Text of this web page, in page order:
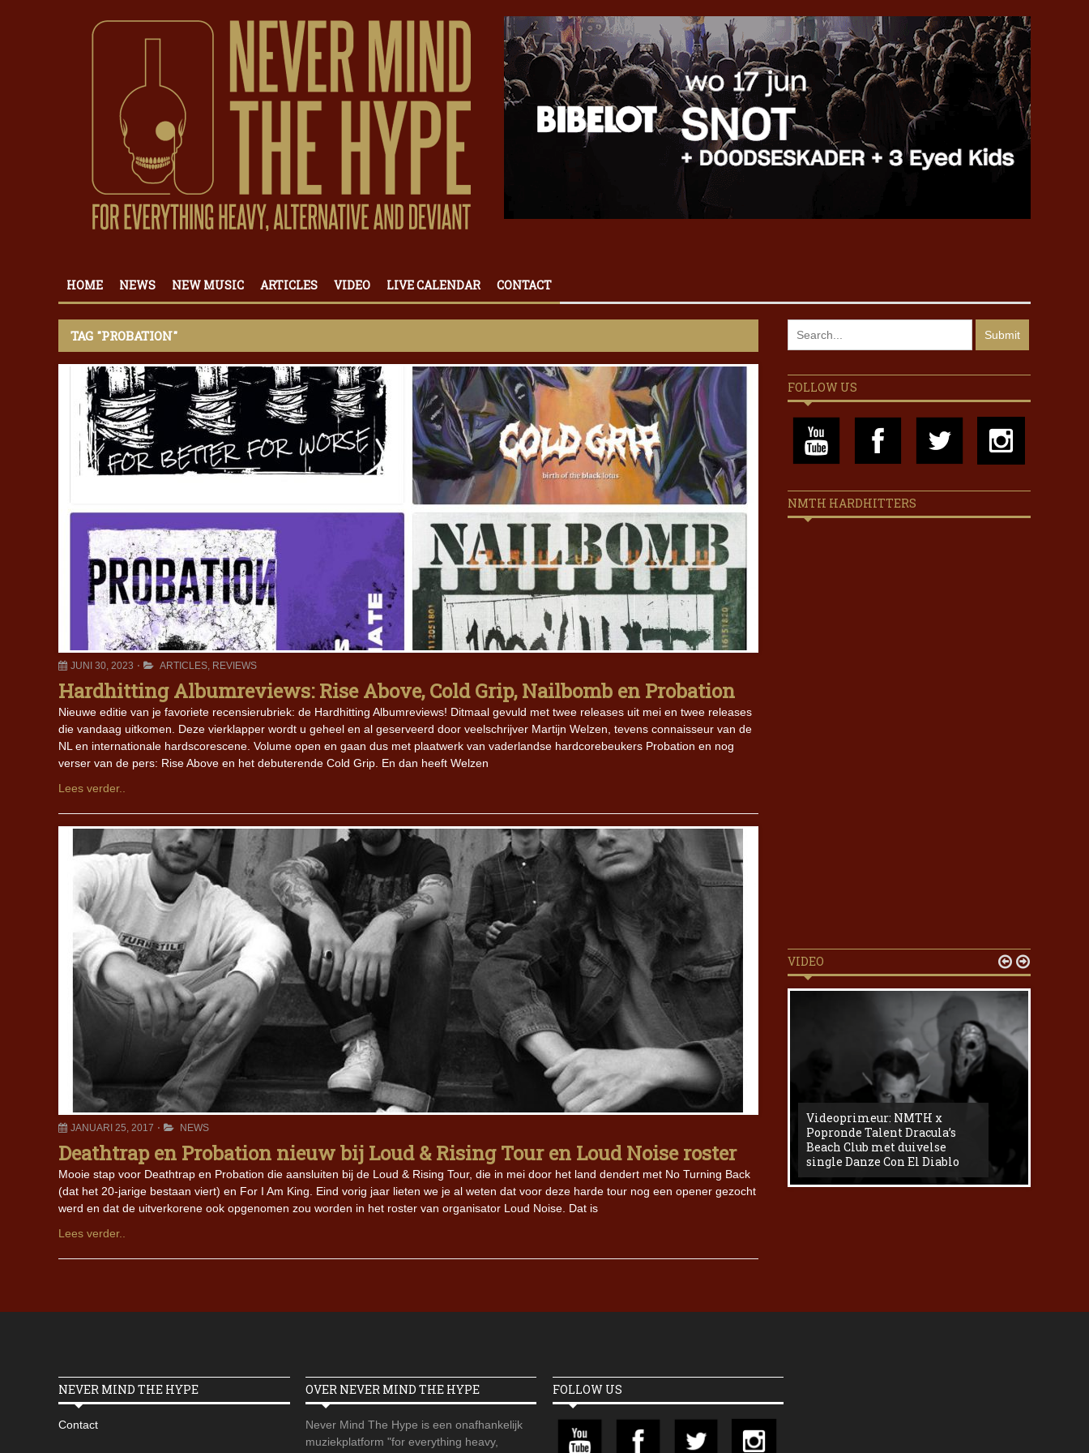
HOME NEWS NEW MUSIC ARTICLES VIDEO LIVE CALENDAR CONTACT
TAG "PROBATION"
JUNI 30, 2023 ARTICLES, REVIEWS
Hardhitting Albumreviews: Rise Above, Cold Grip, Nailbomb en Probation
Nieuwe editie van je favoriete recensierubriek: de Hardhitting Albumreviews! Ditmaal gevuld met twee releases uit mei en twee releases
die vandaag uitkomen. Deze vierklapper wordt u geheel en al geserveerd door veelschrijver Martijn Welzen, tevens connaisseur van de
NL en internationale hardscorescene. Volume open en gaan dus met plaatwerk van vaderlandse hardcorebeukers Probation en nog
verser van de pers: Rise Above en het debuterende Cold Grip. En dan heeft Welzen
Lees verder..
JANUARI 25, 2017 NEWS
Deathtrap en Probation nieuw bij Loud & Rising Tour en Loud Noise roster
Mooie stap voor Deathtrap en Probation die aansluiten bij de Loud & Rising Tour, die in mei door het land dendert met No Turning Back
(dat het 20-jarige bestaan viert) en For I Am King. Eind vorig jaar lieten we je al weten dat voor deze harde tour nog een opener gezocht
werd en dat de uitverkorene ook opgenomen zou worden in het roster van organisator Loud Noise. Dat is
Lees verder..
FOLLOW US
NMTH HARDHITTERS
VIDEO
Futurist en munt Reich and
Roll-stijl
Videoprimeur: NMTH x
Popronde Talent Dracula’s
Beach Club met duivelse
single Danze Con El Diablo
 
NEVER MIND THE HYPE
Contact
OVER NEVER MIND THE HYPE
Never Mind The Hype is een onafhankelijk
muziekplatform "for everything heavy,
FOLLOW US